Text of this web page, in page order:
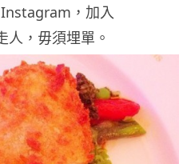
，加入
，毋須埋單。